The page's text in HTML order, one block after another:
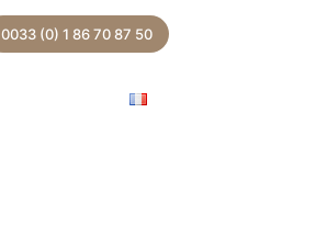
0033 (0) 1 86 70 87 50